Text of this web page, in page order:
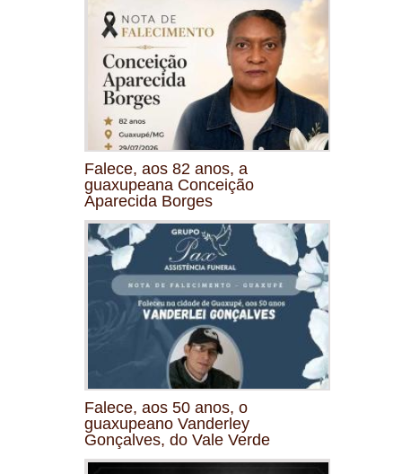
Falece, aos 82 anos, a
guaxupeana Conceição
Aparecida Borges
Falece, aos 50 anos, o
guaxupeano Vanderley
Gonçalves, do Vale Verde